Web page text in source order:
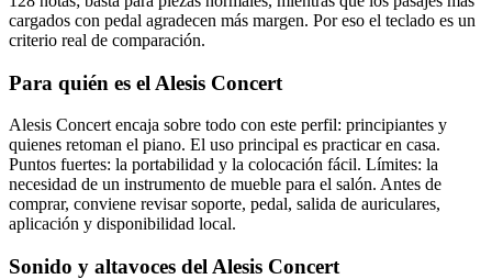
cargados con pedal agradecen más margen. Por eso el teclado es un
criterio real de comparación.
Para quién es el Alesis Concert
Alesis Concert encaja sobre todo con este perfil: principiantes y
quienes retoman el piano. El uso principal es practicar en casa.
Puntos fuertes: la portabilidad y la colocación fácil. Límites: la
necesidad de un instrumento de mueble para el salón. Antes de
comprar, conviene revisar soporte, pedal, salida de auriculares,
aplicación y disponibilidad local.
Sonido y altavoces del Alesis Concert